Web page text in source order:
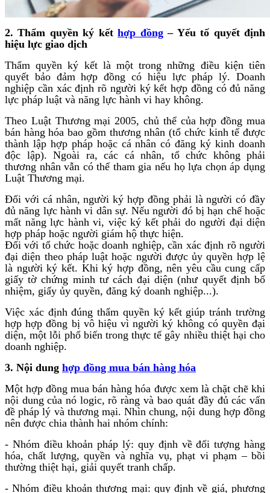
2. Thẩm quyền ký kếthợp đồng – Yếu tố quyết định
hiệu lực giao dịch
Thẩm quyền ký kết là một trong những điều kiện tiên
quyết bảo đảm hợp đồng có hiệu lực pháp lý. Doanh
nghiệp cần xác định rõ người ký kết hợp đồng có đủ năng
lực pháp luật và năng lực hành vi hay không.
Theo Luật Thương mại 2005, chủ thể của hợp đồng mua
bán hàng hóa bao gồm thương nhân (tổ chức kinh tế được
thành lập hợp pháp hoặc cá nhân có đăng ký kinh doanh
độc lập). Ngoài ra, các cá nhân, tổ chức không phải
thương nhân vẫn có thể tham gia nếu họ lựa chọn áp dụng
Luật Thương mại.
Đối với cá nhân, người ký hợp đồng phải là người có đầy
đủ năng lực hành vi dân sự. Nếu người đó bị hạn chế hoặc
mất năng lực hành vi, việc ký kết phải do người đại diện
hợp pháp hoặc người giám hộ thực hiện.
Đối với tổ chức hoặc doanh nghiệp, cần xác định rõ người
đại diện theo pháp luật hoặc người được ủy quyền hợp lệ
là người ký kết. Khi ký hợp đồng, nên yêu cầu cung cấp
giấy tờ chứng minh tư cách đại diện (như quyết định bổ
nhiệm, giấy ủy quyền, đăng ký doanh nghiệp...).
Việc xác định đúng thẩm quyền ký kết giúp tránh trường
hợp hợp đồng bị vô hiệu vì người ký không có quyền đại
diện, một lỗi phổ biến trong thực tế gây nhiều thiệt hại cho
doanh nghiệp.
3. Nội dung hợp đồng mua bán hàng hóa
Một hợp đồng mua bán hàng hóa được xem là chặt chẽ khi
nội dung của nó logic, rõ ràng và bao quát đầy đủ các vấn
đề pháp lý và thương mại. Nhìn chung, nội dung hợp đồng
nên được chia thành hai nhóm chính:
- Nhóm điều khoản pháp lý: quy định về đối tượng hàng
hóa, chất lượng, quyền và nghĩa vụ, phạt vi phạm – bồi
thường thiệt hại, giải quyết tranh chấp.
- Nhóm điều khoản thương mại: quy định về giá, phương